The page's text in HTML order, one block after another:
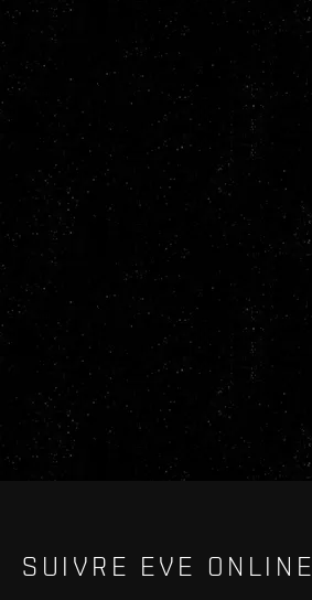
SUIVRE EVE ONLINE